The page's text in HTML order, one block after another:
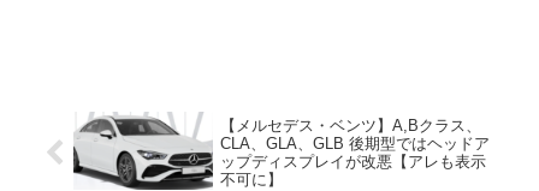
【メルセデス・ベンツ】A,Bクラス、
CLA、GLA、GLB 後期型ではヘッドア
ップディスプレイが改悪【アレも表示
不可に】